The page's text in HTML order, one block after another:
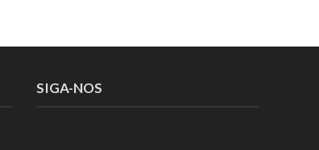
SIGA-NOS